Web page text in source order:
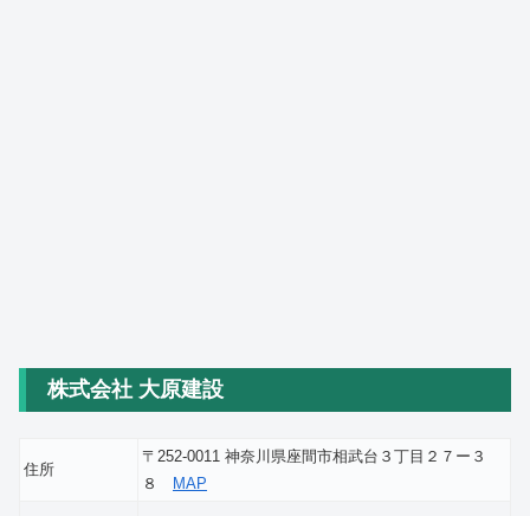
株式会社 大原建設
住所
〒252-0011 神奈川県座間市相武台３丁目２７ー３
８
MAP